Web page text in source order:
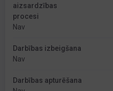
aizsardzības
procesi
Nav
Darbības izbeigšana
Nav
Darbības apturēšana